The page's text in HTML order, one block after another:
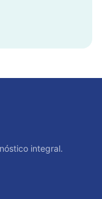
integral.